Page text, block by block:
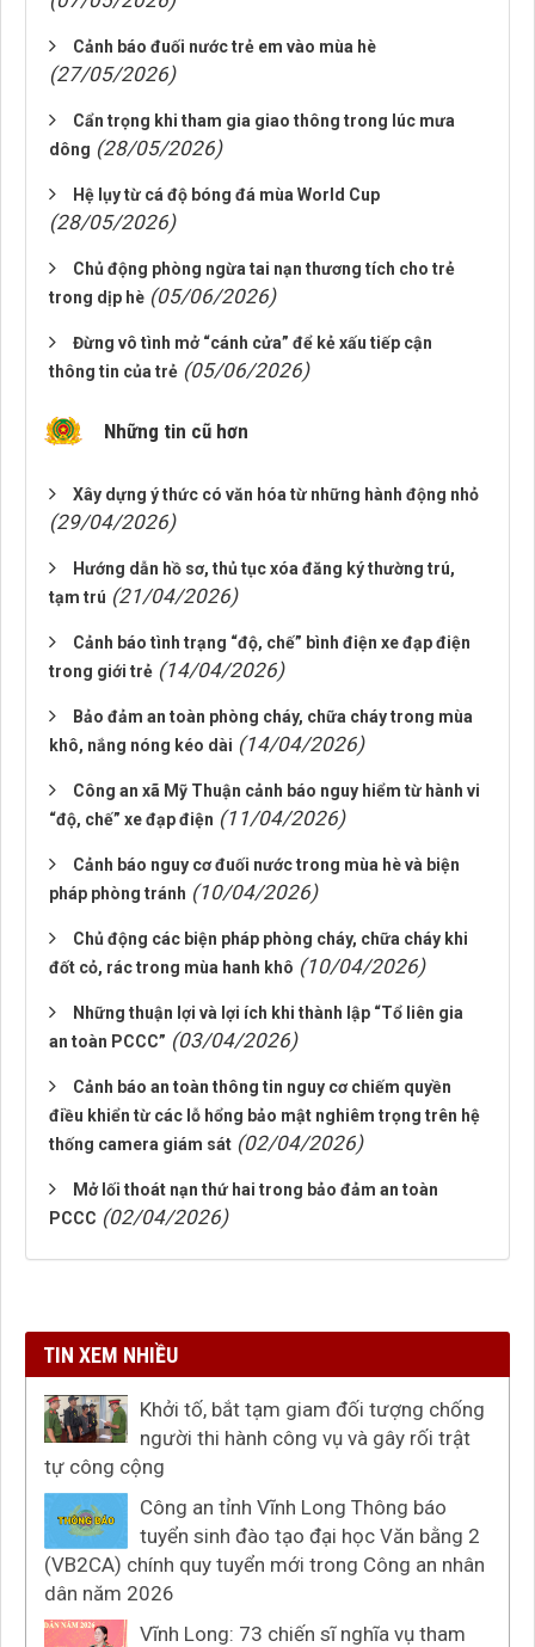
Cảnh báo đuối nước trẻ em vào mùa hè
(27/05/2026)
Cẩn trọng khi tham gia giao thông trong lúc mưa
dông (28/05/2026)
Hệ lụy từ cá độ bóng đá mùa World Cup
(28/05/2026)
Chủ động phòng ngừa tai nạn thương tích cho trẻ
trong dịp hè (05/06/2026)
Đừng vô tình mở “cánh cửa” để kẻ xấu tiếp cận
thông tin của trẻ (05/06/2026)
Những tin cũ hơn
Xây dựng ý thức có văn hóa từ những hành động nhỏ
(29/04/2026)
Hướng dẫn hồ sơ, thủ tục xóa đăng ký thường trú,
tạm trú (21/04/2026)
Cảnh báo tình trạng “độ, chế” bình điện xe đạp điện
trong giới trẻ (14/04/2026)
Bảo đảm an toàn phòng cháy, chữa cháy trong mùa
khô, nắng nóng kéo dài (14/04/2026)
Công an xã Mỹ Thuận cảnh báo nguy hiểm từ hành vi
“độ, chế” xe đạp điện (11/04/2026)
Cảnh báo nguy cơ đuối nước trong mùa hè và biện
pháp phòng tránh (10/04/2026)
Chủ động các biện pháp phòng cháy, chữa cháy khi
đốt cỏ, rác trong mùa hanh khô (10/04/2026)
Những thuận lợi và lợi ích khi thành lập “Tổ liên gia
an toàn PCCC” (03/04/2026)
Cảnh báo an toàn thông tin nguy cơ chiếm quyền
điều khiển từ các lỗ hổng bảo mật nghiêm trọng trên hệ
thống camera giám sát (02/04/2026)
Mở lối thoát nạn thứ hai trong bảo đảm an toàn
PCCC (02/04/2026)
TIN XEM NHIỀU
Khởi tố, bắt tạm giam đối tượng chống
người thi hành công vụ và gây rối trật
tự công cộng
Công an tỉnh Vĩnh Long Thông báo
tuyển sinh đào tạo đại học Văn bằng 2
(VB2CA) chính quy tuyển mới trong Công an nhân
dân năm 2026
Vĩnh Long: 73 chiến sĩ nghĩa vụ tham